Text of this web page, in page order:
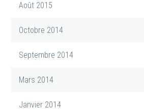
Août 2015
Octobre 2014
Septembre 2014
Mars 2014
Janvier 2014